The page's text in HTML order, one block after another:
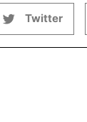
Twitter